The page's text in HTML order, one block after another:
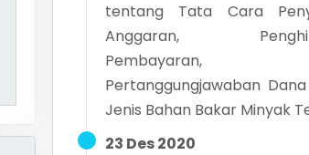
tentang Tata Cara
Anggaran,
Pembayaran,
Pertanggungjawaban Dana
Jenis Bahan Bakar Minyak
23 Des 2020